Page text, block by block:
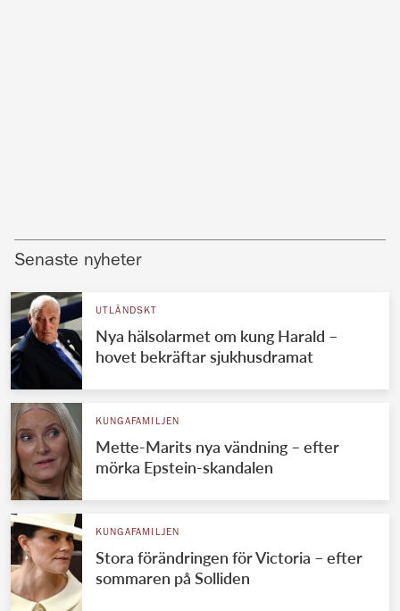
Senaste nyheter
UTLÄNDSKT
Nya hälsolarmet om kung Harald –
hovet bekräftar sjukhusdramat
KUNGAFAMILJEN
Mette-Marits nya vändning – efter
mörka Epstein-skandalen
KUNGAFAMILJEN
Stora förändringen för Victoria – efter
sommaren på Solliden